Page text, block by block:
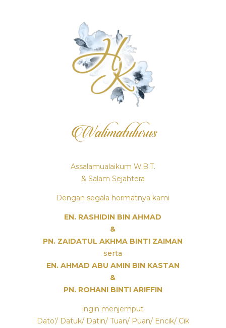
Walimatulurus
Assalamualaikum W.B.T.
& Salam Sejahtera
Dengan segala hormatnya kami
EN. RASHIDIN BIN AHMAD
&
PN. ZAIDATUL AKHMA BINTI ZAIMAN
serta
EN. AHMAD ABU AMIN BIN KASTAN
&
PN. ROHANI BINTI ARIFFIN
ingin menjemput
Dato’/ Datuk/ Datin/ Tuan/ Puan/ Encik/ Cik